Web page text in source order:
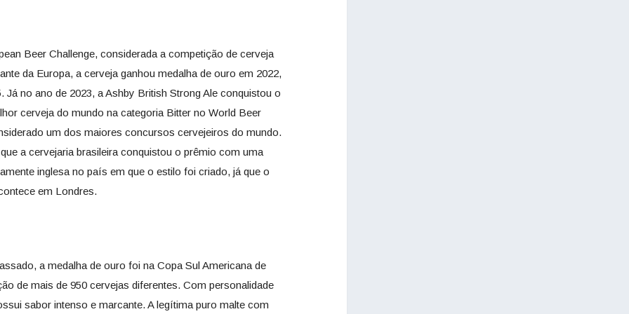
Beer Challenge, considerada a competição de cerveja
da Europa, a cerveja ganhou medalha de ouro em 2022,
Já no ano de 2023, a Ashby British Strong Ale conquistou o
cerveja do mundo na categoria Bitter no World Beer
um dos maiores concursos cervejeiros do mundo.
a cervejaria brasileira conquistou o prêmio com uma
inglesa no país em que o estilo foi criado, já que o
em Londres.
a medalha de ouro foi na Copa Sul Americana de
de mais de 950 cervejas diferentes. Com personalidade
sabor intenso e marcante. A legítima puro malte com